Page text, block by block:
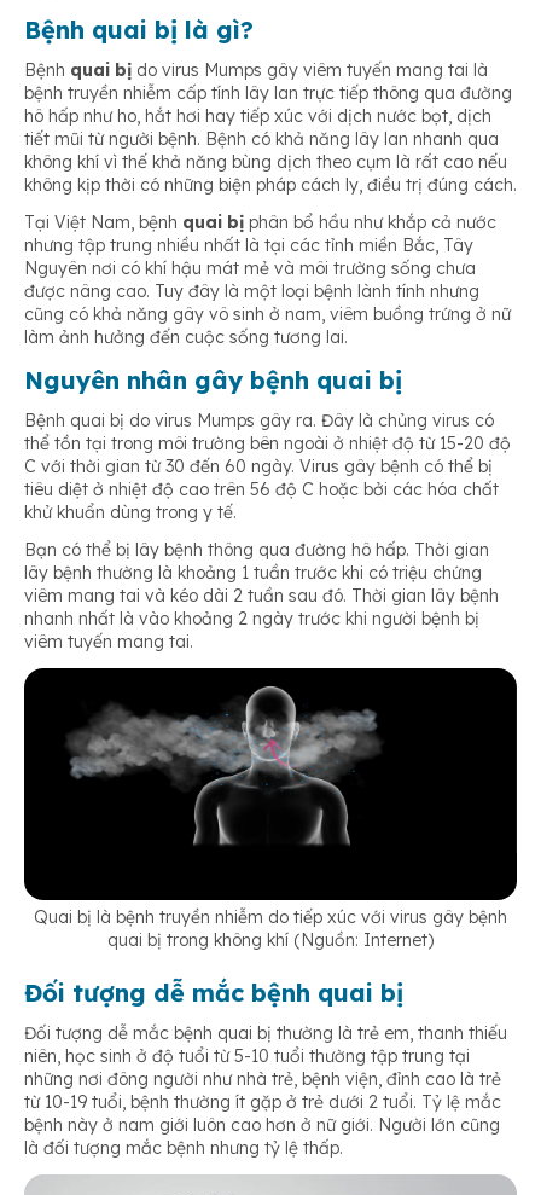
Bệnh quai bị là gì?
Bệnh quai bị do virus Mumps gây viêm tuyến mang tai là
bệnh truyền nhiễm cấp tính lây lan trực tiếp thông qua đường
hô hấp như ho, hắt hơi hay tiếp xúc với dịch nước bọt, dịch
tiết mũi từ người bệnh. Bệnh có khả năng lây lan nhanh qua
không khí vì thế khả năng bùng dịch theo cụm là rất cao nếu
không kịp thời có những biện pháp cách ly, điều trị đúng cách.
Tại Việt Nam, bệnh quai bị phân bổ hầu như khắp cả nước
nhưng tập trung nhiều nhất là tại các tỉnh miền Bắc, Tây
Nguyên nơi có khí hậu mát mẻ và môi trường sống chưa
được nâng cao. Tuy đây là một loại bệnh lành tính nhưng
cũng có khả năng gây vô sinh ở nam, viêm buồng trứng ở nữ
làm ảnh hưởng đến cuộc sống tương lai.
Nguyên nhân gây bệnh quai bị
Bệnh quai bị do virus Mumps gây ra. Đây là chủng virus có
thể tồn tại trong môi trường bên ngoài ở nhiệt độ từ 15-20 độ
C với thời gian từ 30 đến 60 ngày. Virus gây bệnh có thể bị
tiêu diệt ở nhiệt độ cao trên 56 độ C hoặc bởi các hóa chất
khử khuẩn dùng trong y tế.
Bạn có thể bị lây bệnh thông qua đường hô hấp. Thời gian
lây bệnh thường là khoảng 1 tuần trước khi có triệu chứng
viêm mang tai và kéo dài 2 tuần sau đó. Thời gian lây bệnh
nhanh nhất là vào khoảng 2 ngày trước khi người bệnh bị
viêm tuyến mang tai.
Quai bị là bệnh truyền nhiễm do tiếp xúc với virus gây bệnh
quai bị trong không khí (Nguồn: Internet)
Đối tượng dễ mắc bệnh quai bị
Đối tượng dễ mắc bệnh quai bị thường là trẻ em, thanh thiếu
niên, học sinh ở độ tuổi từ 5-10 tuổi thường tập trung tại
những nơi đông người như nhà trẻ, bệnh viện, đỉnh cao là trẻ
từ 10-19 tuổi, bệnh thường ít gặp ở trẻ dưới 2 tuổi. Tỷ lệ mắc
bệnh này ở nam giới luôn cao hơn ở nữ giới. Người lớn cũng
là đối tượng mắc bệnh nhưng tỷ lệ thấp.